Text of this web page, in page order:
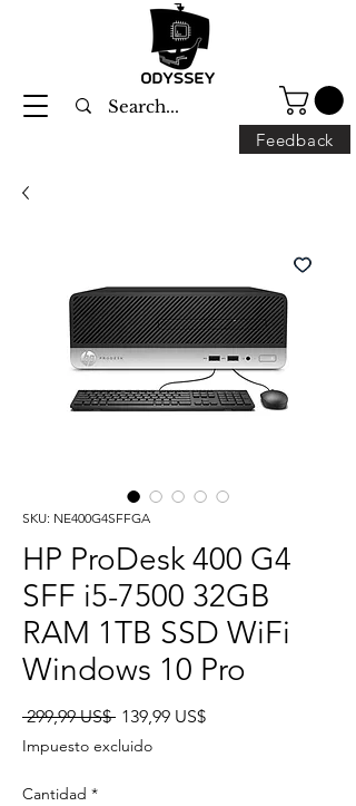
Feedback
SKU: NE400G4SFFGA
HP ProDesk 400 G4
SFF i5-7500 32GB
RAM 1TB SSD WiFi
Windows 10 Pro
299,99 US$ Precio
139,99 US$Precio
Impuesto excluido
Cantidad *